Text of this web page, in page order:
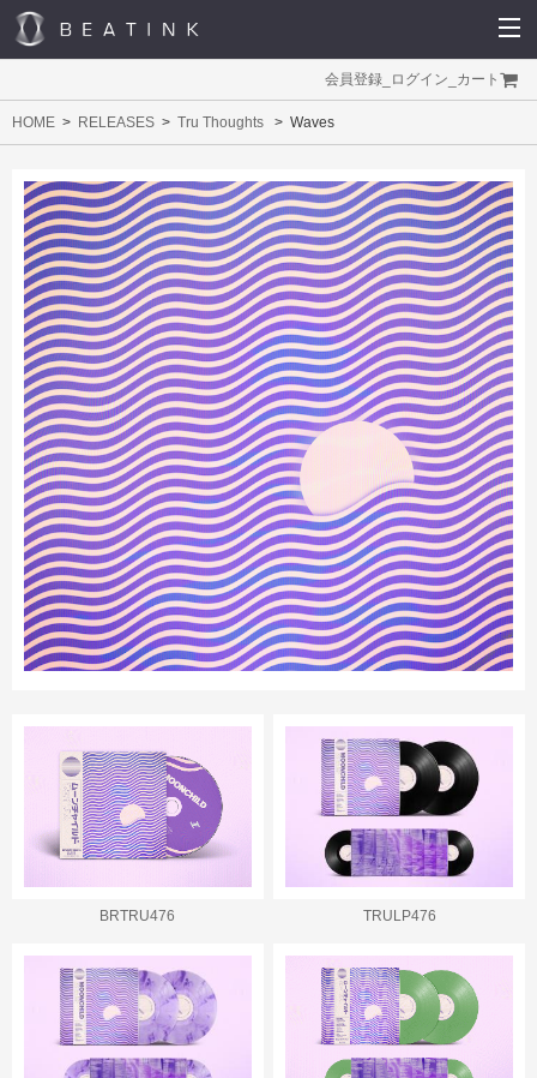
会員登録 ログイン カート
HOME RELEASES Tru Thoughts Waves
BRTRU476 TRULP476